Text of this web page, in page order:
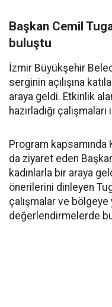
Başkan Cemil
buluştu
İzmir Büyükşehir
serginin açılışına
araya geldi. Etkinlik
hazırladığı
Program kapsamında
da ziyaret eden
kadınlarla bir araya
önerilerini dinleyen
çalışmalar ve
değerlendirmelerde